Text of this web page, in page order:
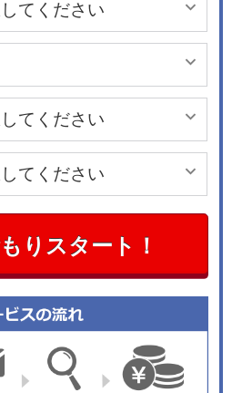
りスタート！